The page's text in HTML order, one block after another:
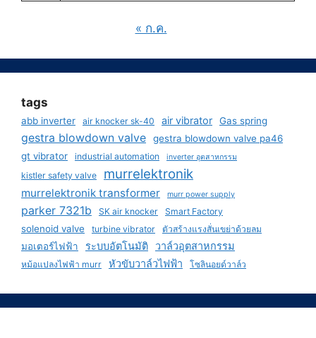
« ก.ค.
tags
abb inverter air knocker sk-40 air vibrator Gas spring
gestra blowdown valve
gestra blowdown valve pa46
gt vibrator
industrial automation inverter อุตสาหกรรม
kistler safety valve murrelektronik
murrelektronik transformer murr power supply
parker 7321b SK air knocker Smart Factory
solenoid valve turbine vibrator ตัวสร้างแรงสั่นเขย่าด้วยลม
มอเตอร์ไฟฟ้า ระบบอัตโนมัติ วาล์วอุตสาหกรรม
หม้อแปลงไฟฟ้า murr หัวขับวาล์วไฟฟ้า โซลินอยด์วาล์ว